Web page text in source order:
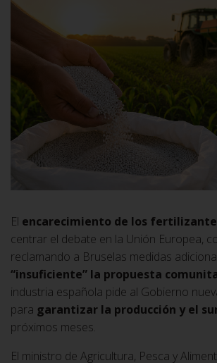
El encarecimiento de los
centrar el debate en la Unión Europea,
reclamando a Bruselas medidas
“insuficiente” la propuesta
industria española pide al Gobierno
para garantizar la producción y el
próximos meses.
El ministro de Agricultura, Pesca y